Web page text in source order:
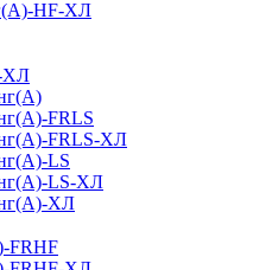
HF-ХЛ
ХЛ
FRLS
FRLS-ХЛ
LS
LS-ХЛ
ХЛ
FRHF